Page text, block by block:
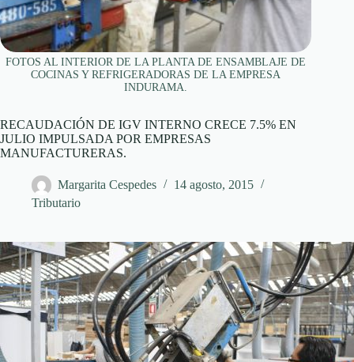
FOTOS AL INTERIOR DE LA PLANTA DE ENSAMBLAJE DE
COCINAS Y REFRIGERADORAS DE LA EMPRESA
INDURAMA.
RECAUDACIÓN DE IGV INTERNO CRECE 7.5% EN
JULIO IMPULSADA POR EMPRESAS
MANUFACTURERAS.
Margarita Cespedes
14 agosto, 2015
Tributario